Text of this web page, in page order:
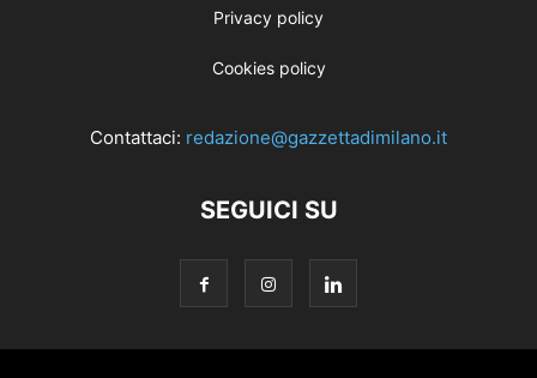
Privacy policy
Cookies policy
Contattaci: redazione@gazzettadimilano.it
SEGUICI SU